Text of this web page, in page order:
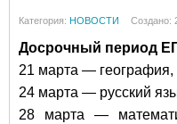
Категория: НОВОСТИ Создано:
Досрочный период
21 марта — география,
24 марта — русский
28 марта —